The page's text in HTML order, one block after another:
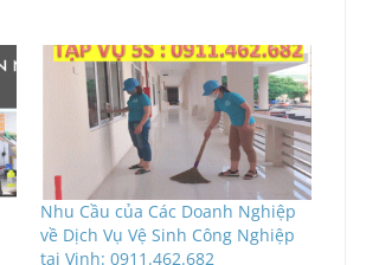
Nhu Cầu của Các Doanh Nghiệp
về Dịch Vụ Vệ Sinh Công Nghiệp
tại Vinh: 0911.462.682